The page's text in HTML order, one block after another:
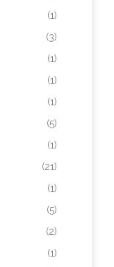
(1)
(3)
(1)
(1)
(1)
(5)
(1)
(21)
(1)
(5)
(2)
(1)